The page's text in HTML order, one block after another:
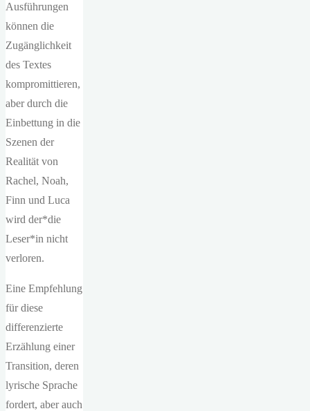
Ausführungen
können die
Zugänglichkeit
des Textes
kompromittieren,
aber durch die
Einbettung in die
Szenen der
Realität von
Rachel, Noah,
Finn und Luca
wird der*die
Leser*in nicht
verloren.
Eine Empfehlung
für diese
differenzierte
Erzählung einer
Transition, deren
lyrische Sprache
fordert, aber auch